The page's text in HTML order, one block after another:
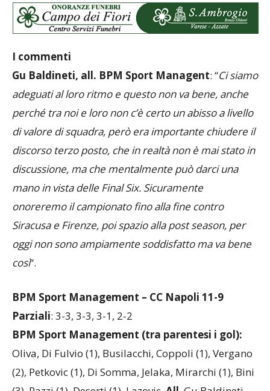
I commenti
Gu Baldineti, all. BPM Sport Managent: “Ci siamo
adeguati al loro ritmo e questo non va bene, anche
perché tra noi e loro non c’è certo un abisso a livello
di valore di squadra, però era importante chiudere il
discorso terzo posto, che in realtà non è mai stato in
discussione, ma che mentalmente può darci una
mano in vista delle Final Six. Sicuramente
onoreremo il campionato fino alla fine contro
Siracusa e Firenze, poi spazio alla post season, per
oggi non sono ampiamente soddisfatto ma va bene
così“.
BPM Sport Management – CC Napoli 11-9
Parziali: 3-3, 3-3, 3-1, 2-2
BPM Sport Management (tra parentesi i gol):
Oliva, Di Fulvio (1), Busilacchi, Coppoli (1), Vergano
(2), Petkovic (1), Di Somma, Jelaka, Mirarchi (1), Bini